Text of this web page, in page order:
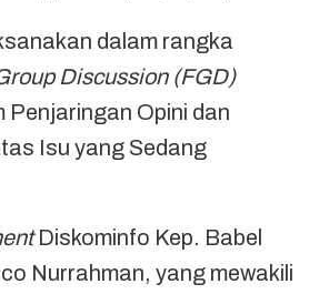
dalam rangka
Discussion (FGD)
Penjaringan Opini dan
Isu yang Sedang
Diskominfo Kep. Babel
Nurrahman, yang mewakili